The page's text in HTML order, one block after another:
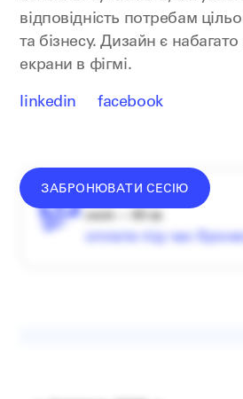
відповідність потребам
та бізнесу. Дизайн є
екрани в фігмі.
linkedin facebook
ЗАБРОНЮВАТИ СЕСІЮ
оплата під час